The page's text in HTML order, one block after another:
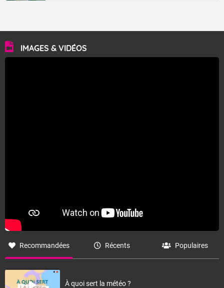
IMAGES & VIDÉOS
Recommandées Récents Populaires
À quoi sert la météo ?